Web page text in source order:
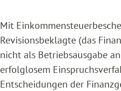
Mit
Revisionsbeklagte (das
nicht als Betriebsausgabe
erfolglosem
Entscheidungen der